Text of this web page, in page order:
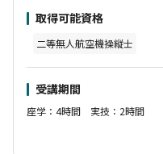
取得可能資格
二等無人航空機操縦士
受講期間
座学：4時間 実技：2時間